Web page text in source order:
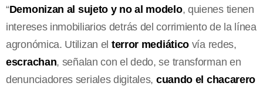
“Demonizan al sujeto y no al modelo, quienes tienen
intereses inmobiliarios detrás del corrimiento de la línea
agronómica. Utilizan el terror mediático vía redes,
escrachan, señalan con el dedo, se transforman en
denunciadores seriales digitales, cuando el chacarero